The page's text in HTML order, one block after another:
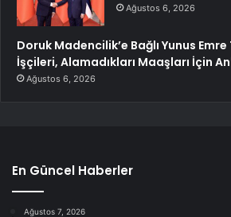
Ağustos 6, 2026
Doruk Madencilik’e Bağlı Yunus
İşçileri, Alamadıkları Maaşları İçin
Ağustos 6, 2026
En Güncel Haberler
Ağustos 7, 2026